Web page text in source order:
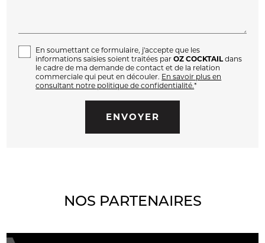
En soumettant ce formulaire, j'accepte que les
informations saisies soient traitées parOZ COCKTAILdans
le cadre de ma demande de contact et de la relation
commerciale qui peut en découler. En savoir plus en
consultant notre politique de confidentialité.*
NOS PARTENAIRES